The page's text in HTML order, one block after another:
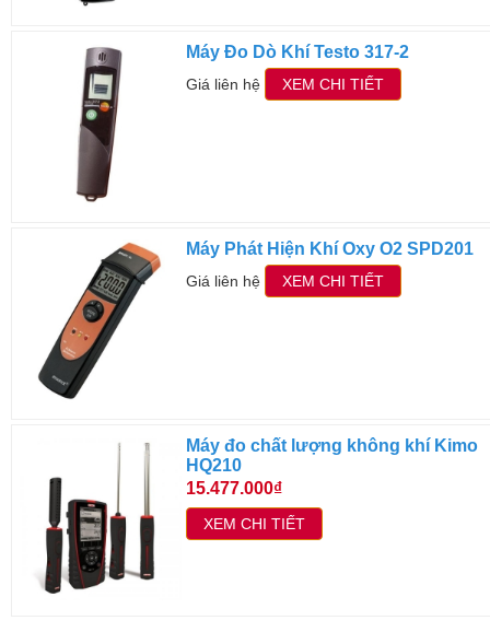
Máy Đo Dò Khí Testo 317-2
Giá liên hệ XEM CHI TIẾT
Máy Phát Hiện Khí Oxy O2 SPD201
Giá liên hệ XEM CHI TIẾT
Máy đo chất lượng không khí Kimo
HQ210
15.477.000₫
XEM CHI TIẾT